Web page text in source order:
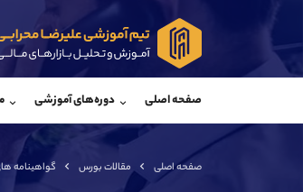
صفحه اصلی دوره‌های آموزشی
صفحه اصلی مقالات بورس گواهینامه
شروع
داخلی